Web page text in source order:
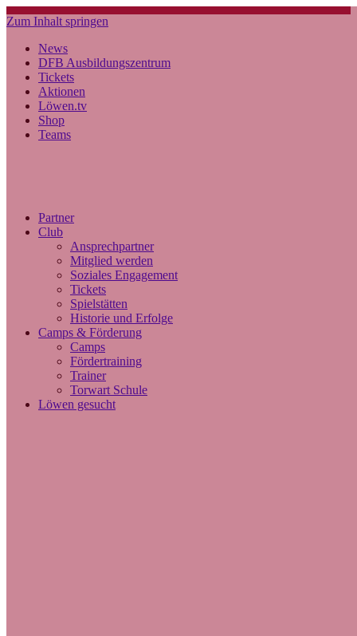
Zum Inhalt springen
News
DFB Ausbildungszentrum
Tickets
Aktionen
Löwen.tv
Shop
Teams
Partner
Club
Ansprechpartner
Mitglied werden
Soziales Engagement
Tickets
Spielstätten
Historie und Erfolge
Camps & Förderung
Camps
Fördertraining
Trainer
Torwart Schule
Löwen gesucht